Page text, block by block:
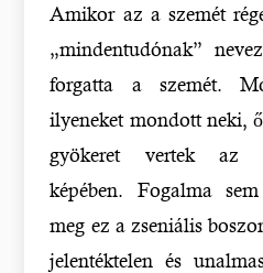
Amikor az a szemét
„mindentudónak”
forgatta a szemét.
ilyeneket mondott neki,
gyökeret vertek az
képében. Fogalma
meg ez a zseniális
jelentéktelen és